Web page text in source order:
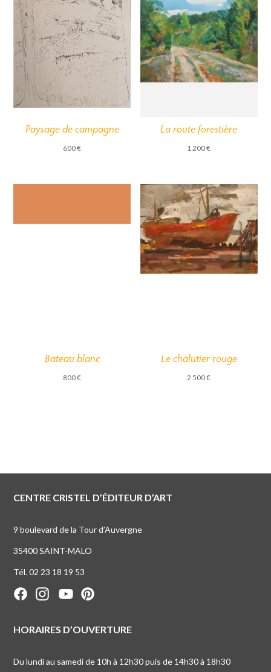
Paysage de campagne
600€
La route forestière
1 200€
Bateau blanc
800€
Le chalutier rouge
2 500€
CENTRE CRISTEL D’ÉDITEUR D’ART
9 boulevard de la Tour d’Auvergne
35400 SAINT-MALO
Tél. 02 23 18 19 53
HORAIRES D’OUVERTURE
Du lundi au samedi de 10h à 12h30 puis de 14h30 à 18h30